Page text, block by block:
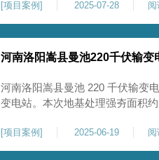
差，若直接施工易出现地基不均
无法满足工业厂房长期荷载及规
[项目案例 ] 2025-07-28 阅
河南洛阳嵩县曼池220千伏输变
河南洛阳嵩县曼池 220 千伏输变
变电站。本次地基处理强夯面积
各类构支架、电气设备及配套设
施，投运后优化区域电网布局，
[项目案例 ] 2025-06-19 阅